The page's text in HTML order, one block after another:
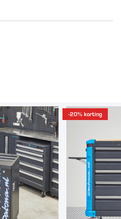
-20% korting